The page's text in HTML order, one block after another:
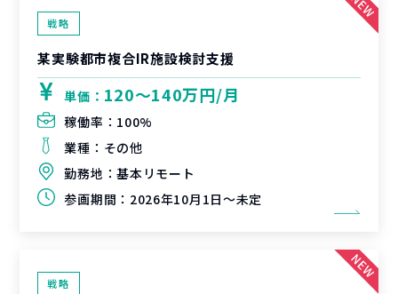
戦略
某実験都市複合IR施設検討支援
単価： 120〜140万円/月
稼働率： 100%
業種： その他
勤務地：基本リモート
参画期間： 2026年10月1日～未定
戦略